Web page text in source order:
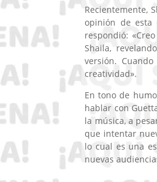
Recientemente,
opinión de esta
respondió:
Shaila,
versión.
creatividad».
En tono de
hablar con
la música, a
que intentar
lo cual es una
nuevas